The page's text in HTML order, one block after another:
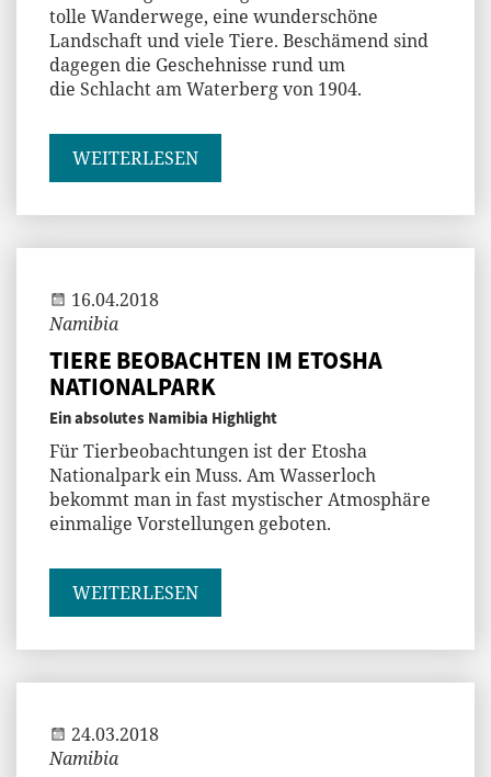
tolle Wanderwege, eine wunderschöne
Landschaft und viele Tiere. Beschämend sind
dagegen die Geschehnisse rund um
die Schlacht am Waterberg von 1904.
WEITERLESEN
16.04.2018
Namibia
TIERE BEOBACHTEN IM ETOSHA
NATIONALPARK
Ein absolutes Namibia Highlight
Für Tierbeobachtungen ist der Etosha
Nationalpark ein Muss. Am Wasserloch
bekommt man in fast mystischer Atmosphäre
einmalige Vorstellungen geboten.
WEITERLESEN
24.03.2018
Namibia